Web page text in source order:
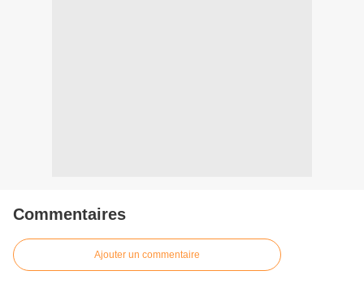
Commentaires
Ajouter un commentaire